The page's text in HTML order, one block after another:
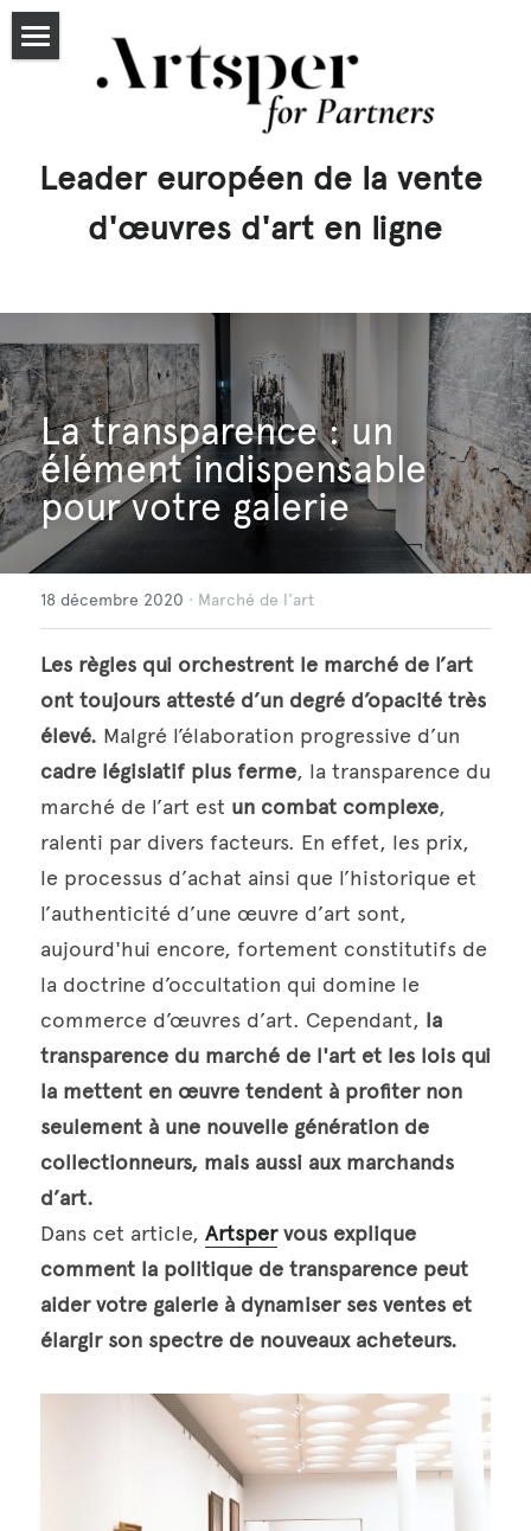
Leader européen de la vente
d'œuvres d'art en ligne
Accueil
Tarifs
Candidater
artsper.com
Exposer
Leasing
Rechercher
Français
Français
Italiano
English
Deutsch
Español
La transparence : un
élément indispensable
pour votre galerie
18 décembre 2020 · Marché de l'art
Les règles qui orchestrent le marché de l’art
ont toujours attesté d’un degré d’opacité très
élevé.
cadre législatif plus ferme, la transparence du
marché de l’art est un combat complexe,
ralenti par divers facteurs. En effet, les prix,
le processus d’achat ainsi que l’historique et
l’authenticité d’une œuvre d’art sont,
aujourd'hui encore, fortement constitutifs de
la doctrine d’occultation qui domine le
commerce d’œuvres d’art. Cependant, la
transparence du marché de l'art et les lois qui
la mettent en œuvre tendent à profiter non
seulement à une nouvelle génération de
collectionneurs, mais aussi aux marchands
d’art.
Dans cet article, Artsper vous explique
comment la politique de transparence peut
aider votre galerie à dynamiser ses ventes et
élargir son spectre de nouveaux acheteurs.